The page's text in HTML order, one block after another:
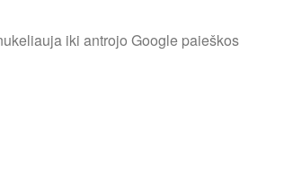
iki antrojo Google paieškos